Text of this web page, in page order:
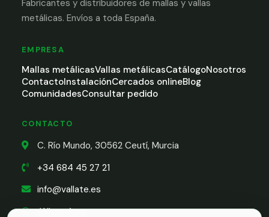
Fabricantes y distribuidores de mallas y vallas
metálicas. Envíos a toda España.
EMPRESA
Mallas metálicasVallas metálicasCatálogoNosotros
ContactoInstalaciónCercados onlineBlog
ComunidadesConsultar pedido
CONTACTO
C. Río Mundo, 30562 Ceutí, Murcia
+34 684 45 27 21
info@vallate.es
WhatsApp